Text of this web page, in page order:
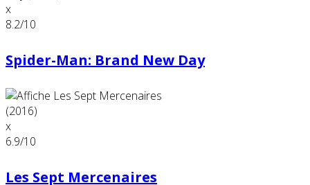
x
8.2/10
Spider-Man: Brand New Day
x
6.9/10
Les Sept Mercenaires